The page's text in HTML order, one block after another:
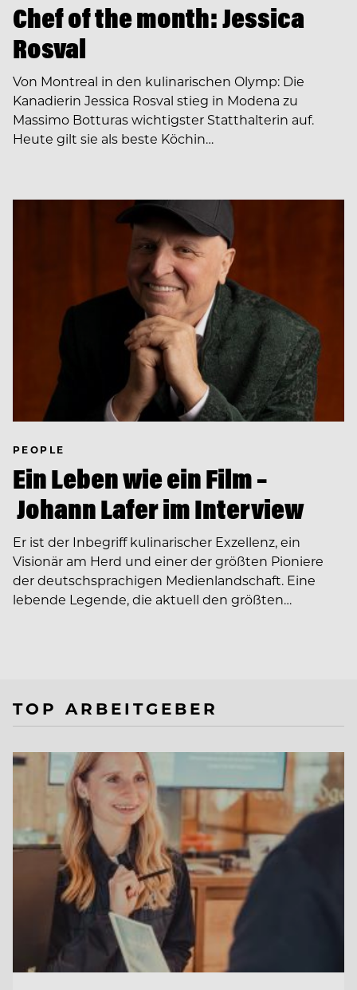
Chef of the month: Jessica
Rosval
Von Montreal in den kulinarischen Olymp: Die
Kanadierin Jessica Rosval stieg in Modena zu
Massimo Botturas wichtigster Statthalterin auf.
Heute gilt sie als beste Köchin…
PEOPLE
Ein Leben wie ein Film –
Johann Lafer im Interview
Er ist der Inbegriff kulinarischer Exzellenz, ein
Visionär am Herd und einer der größten Pioniere
der deutschsprachigen Medienlandschaft. Eine
lebende Legende, die aktuell den größten…
TOP ARBEITGEBER